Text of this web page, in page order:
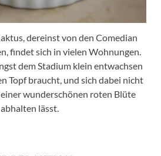
dereinst von den Comedian
findet sich in vielen Wohnungen.
dem Stadium klein entwachsen
Topf braucht, und sich dabei nicht
wunderschönen roten Blüte
abhalten lässt.